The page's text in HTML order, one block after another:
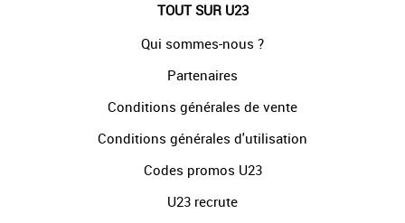
TOUT SUR U23
Qui sommes-nous ?
Partenaires
Conditions générales de vente
Conditions générales d'utilisation
Codes promos U23
U23 recrute